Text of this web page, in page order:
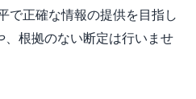
で正確な情報の提供を目指し
、根拠のない断定は行いませ